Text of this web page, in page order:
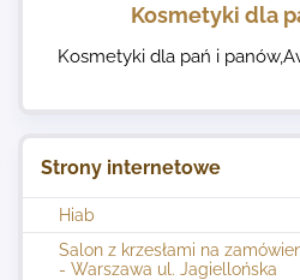
Strony internetowe
Hiab
Salon z krzesłami na
- Warszawa ul. Jagiellońska
Kosmetyki dla
Kosmetyki dla pań i